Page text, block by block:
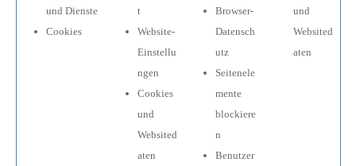
und Dienste
Cookies
t
Website-
Einstellu
ngen
Cookies
und
Websited
aten
Browser-
Datensch
utz
Seitenele
mente
blockiere
n
Benutzer
und
Websited
aten